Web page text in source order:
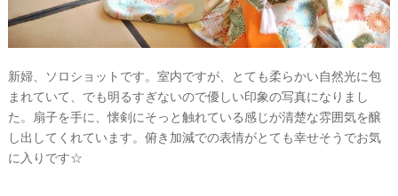
新婦、ソロショットです。室内ですが、とても柔らかい自然光に包
まれていて、でも明るすぎないので優しい印象の写真になりまし
た。扇子を手に、懐剣にそっと触れている感じが清楚な雰囲気を醸
し出してくれています。俯き加減での表情がとても幸せそうでお気
に入りです☆
最
新
プ
ラ
プ
ラ